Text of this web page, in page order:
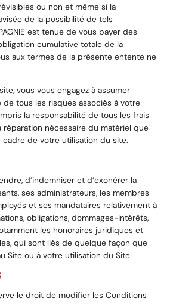
ou non et même si la
de la possibilité de tels
est tenue de vous payer des
cumulative totale de la
aux termes de la présente entente ne
vous vous engagez à assumer
de tous les risques associés à votre
la responsabilité de tous les frais
réparation nécessaire du matériel que
cadre de votre utilisation du site.
d’indemniser et d’exonérer la
ses administrateurs, les membres
et ses mandataires relativement à
obligations, dommages-intérêts,
les honoraires juridiques et
qui sont liés de quelque façon que
Site ou à votre utilisation du Site.
le droit de modifier les Conditions